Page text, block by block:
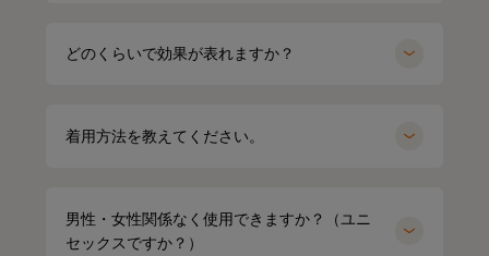
どのくらいで効果が表れますか？
着用方法を教えてください。
男性・女性関係なく使用できますか？（ユニ
セックスですか？）